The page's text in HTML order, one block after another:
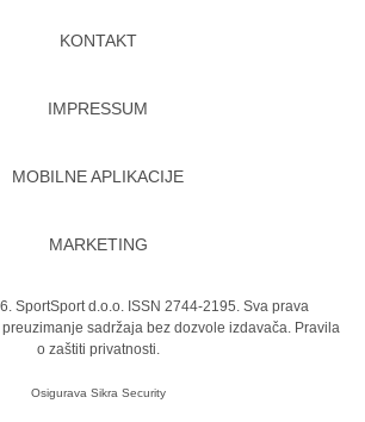
KONTAKT
IMPRESSUM
MOBILNE APLIKACIJE
MARKETING
SportSport d.o.o. ISSN 2744-2195. Sva prava
sadržaja bez dozvole izdavača. Pravila
o zaštiti privatnosti.
Osigurava Sikra Security